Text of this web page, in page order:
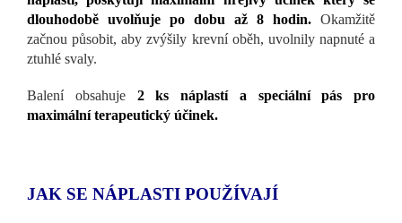
dlouhodobě uvolňuje po dobu až 8 hodin. Okamžitě
začnou působit, aby zvýšily krevní oběh, uvolnily napnuté a
ztuhlé svaly.
Balení obsahuje 2 ks náplastí a speciální pás pro
maximální terapeutický účinek.
JAK SE NÁPLASTI POUŽÍVAJÍ